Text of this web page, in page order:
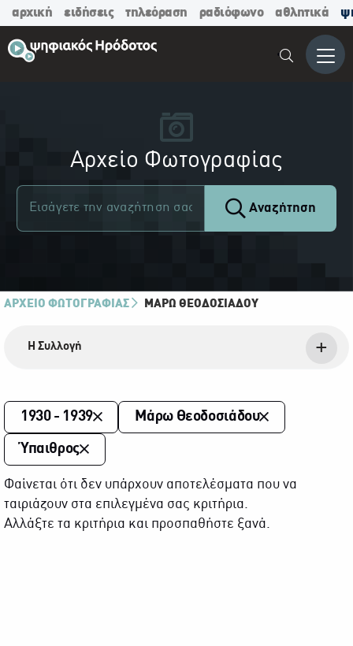
αρχική ειδήσεις τηλεόραση ραδιόφωνο αθλητικά
Μενού
Αρχείο Φωτογραφίας
Αναζήτηση
ΑΡΧΕΙΟ ΦΩΤΟΓΡΑΦΙΑΣ ΜΆΡΩ ΘΕΟΔΟΣΙΆΔΟΥ
Η Συλλογή
1930 - 1939 Μάρω Θεοδοσιάδου
Ύπαιθρος
Φαίνεται ότι δεν υπάρχουν αποτελέσματα που να
ταιριάζουν στα επιλεγμένα σας κριτήρια.
Αλλάξτε τα κριτήρια και προσπαθήστε ξανά.